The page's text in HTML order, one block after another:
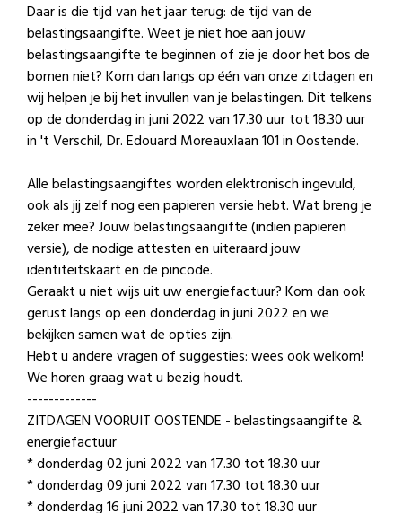
Daar is die tijd van het jaar terug: de tijd van de
belastingsaangifte. Weet je niet hoe aan jouw
belastingsaangifte te beginnen of zie je door het bos de
bomen niet? Kom dan langs op één van onze zitdagen en
wij helpen jebij het invullen van je belastingen. Dit telkens
op de donderdag in juni 2022 van 17.30 uur tot 18.30 uur
in 't Verschil, Dr. Edouard Moreauxlaan 101 in Oostende.
Alle belastingsaangiftes worden elektronisch ingevuld,
ook als jij zelf nog een papieren versie hebt. Wat breng je
zeker mee? Jouw belastingsaangifte (indien papieren
versie), de nodige attesten en uiteraard jouw
identiteitskaart en de pincode.
Geraakt u niet wijs uit uw energiefactuur? Kom dan ook
gerust langs op een donderdag in juni 2022 en we
bekijken samen wat de opties zijn.
Hebt u andere vragen of suggesties: wees ook welkom!
We horen graag wat u bezig houdt.
-------------
ZITDAGEN VOORUIT OOSTENDE - belastingsaangifte &
energiefactuur
* donderdag 02 juni 2022 van 17.30 tot 18.30 uur
* donderdag 09 juni 2022 van 17.30 tot 18.30 uur
* donderdag 16 juni 2022 van 17.30 tot 18.30 uur